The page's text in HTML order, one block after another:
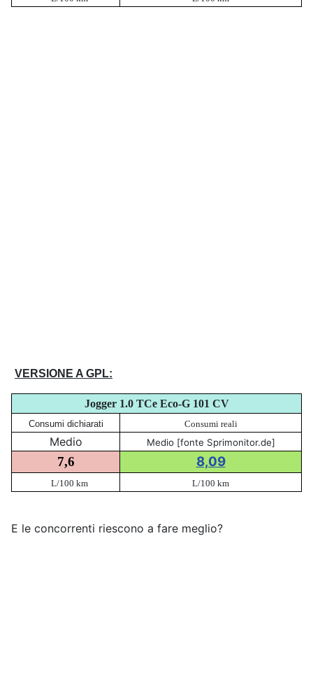
VERSIONE A GPL:
Jogger 1.0 TCe Eco-G 101 CV
Consumi dichiarati Consumi reali
Medio Medio [fonte Sprimonitor.de]
7,6 8,09
L/100 km L/100 km
E le concorrenti riescono a fare meglio?